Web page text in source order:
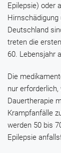
Epilepsie) oder
Deutschland
treten die
60. Lebensjahr
Die
nur
Dauertherapie
Krampfanfälle
werden 50 bis
Epilepsie